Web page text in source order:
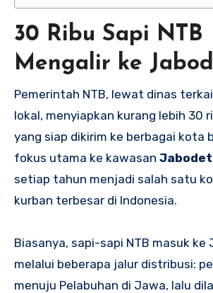
30 Ribu Sapi NTB
Mengalir ke
Pemerintah NTB, lewat dinas
lokal, menyiapkan kurang lebih 30
yang siap dikirim ke berbagai kota
fokus utama ke kawasan
setiap tahun menjadi salah satu
kurban terbesar di Indonesia.
Biasanya, sapi-sapi NTB masuk
melalui beberapa jalur distribusi:
menuju Pelabuhan di Jawa, lalu